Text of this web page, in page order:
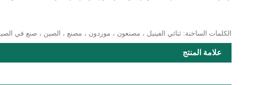
الكلمات الساخنة: ثنائي الفينيل ، مصنعون ، موردون ، مصنع ، الصين ، صنع
علامة المنتج